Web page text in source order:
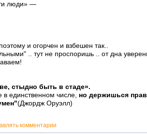
люди» —
и огорчен и взбешен так..
.. тут не проспоришь .. от дна
стыдно быть в стаде».
в единственном числе, но держишься
(Джордж Оруэлл)
комментарии